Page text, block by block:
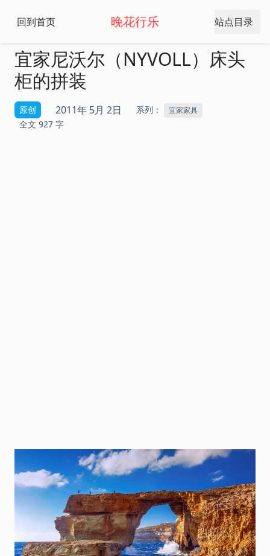
回到首页 晚花行乐 站点目录
宜家尼沃尔（NYVOLL）床头
柜的拼装
原创 2011年 5月 2日 系列： 宜家家具
全文 927 字